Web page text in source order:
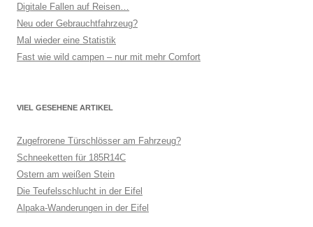
Digitale Fallen auf Reisen…
Neu oder Gebrauchtfahrzeug?
Mal wieder eine Statistik
Fast wie wild campen – nur mit mehr Comfort
VIEL GESEHENE ARTIKEL
Zugefrorene Türschlösser am Fahrzeug?
Schneeketten für 185R14C
Ostern am weißen Stein
Die Teufelsschlucht in der Eifel
Alpaka-Wanderungen in der Eifel